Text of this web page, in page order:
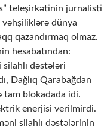
teleşirkətinin jurnalisti
vəhşiliklərə dünya
qazandırmaq olmaz.
hesabatından:
silahlı dəstələri
Dağlıq Qarabağdan
tam blokadada idi.
enerjisi verilmirdi.
silahlı dəstələrinin